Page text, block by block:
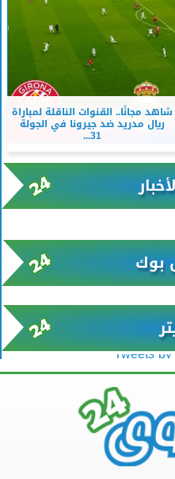
شاهد مجانًا.. القنوات الناقلة لمباراة
ريال مدريد ضد جيرونا في الجولة
31...
بوك
Tweets